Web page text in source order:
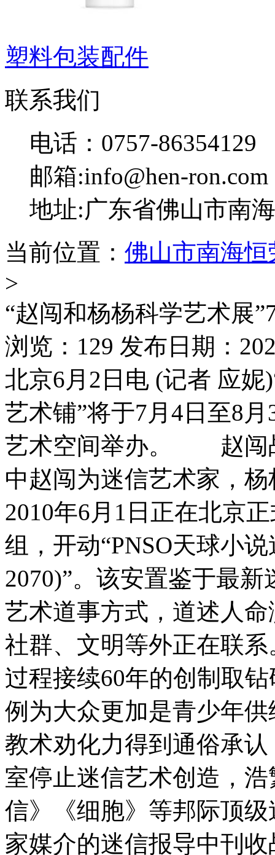
塑料包装配件
联系我们
电话：0757-86354129
邮箱:info@hen-ron.com
地址:广东省佛山市南
当前位置： 佛山市南海
>
“赵闯和杨杨科学艺术展
浏览：129 发布日期：
北京6月2日电 (记者 应
艺术铺”将于7月4日至8
艺术空间举办。 赵闯
中赵闯为迷信艺术家，
2010年6月1日正在北京
组，开动“PNSO天球小
2070)”。该安置鉴于最
艺术道事方式，道述人
社群、文明等外正在联
过程接续60年的创制取
例为大众更加是青少年
教术劝化力得到通俗承
室停止迷信艺术创造，
信》《细胞》等邦际顶
家媒介的迷信报导中